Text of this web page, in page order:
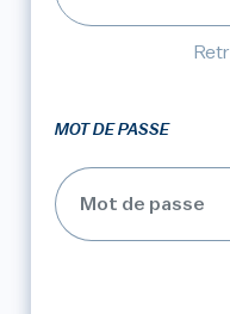
MOT DE PASSE